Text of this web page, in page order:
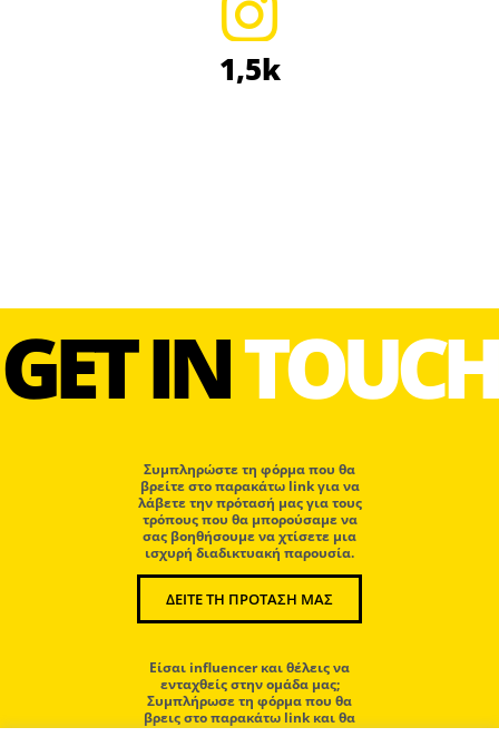
1,5k
GET INTOUCH
Συμπληρώστε τη φόρμα που θα
βρείτε στο παρακάτω link για να
λάβετε την πρότασή μας για τους
τρόπους που θα μπορούσαμε να
σας βοηθήσουμε να χτίσετε μια
ισχυρή διαδικτυακή παρουσία.
ΔΕΙΤΕ ΤΗ ΠΡΟΤΑΣΗ ΜΑΣ
Eίσαι influencer και θέλεις να
ενταχθείς στην ομάδα μας;
Συμπλήρωσε τη φόρμα που θα
βρεις στο παρακάτω link και θα